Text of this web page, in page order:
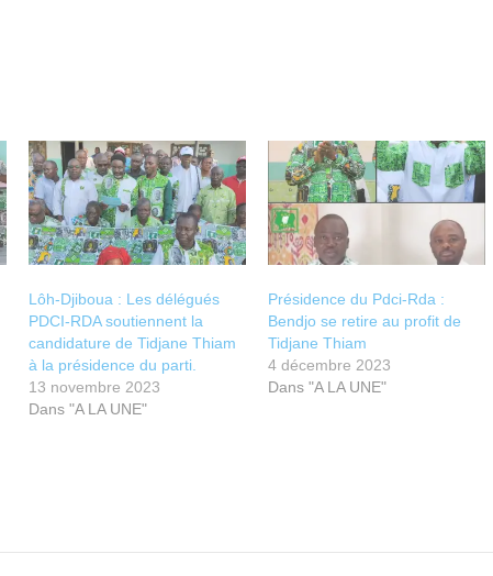
Lôh-Djiboua : Les délégués
PDCI-RDA soutiennent la
candidature de Tidjane Thiam
à la présidence du parti.
13 novembre 2023
Dans "A LA UNE"
Présidence du Pdci-Rda :
Bendjo se retire au profit de
Tidjane Thiam
4 décembre 2023
Dans "A LA UNE"